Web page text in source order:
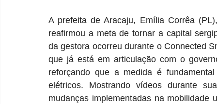
A prefeita de Aracaju, Emília Corrêa
reafirmou a meta de tornar a capital
da gestora ocorreu durante o Connected
que já está em articulação com o
reforçando que a medida é
elétricos. Mostrando vídeos durante
mudanças implementadas na mobilidade